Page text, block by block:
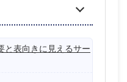
と表向きに見えるサー